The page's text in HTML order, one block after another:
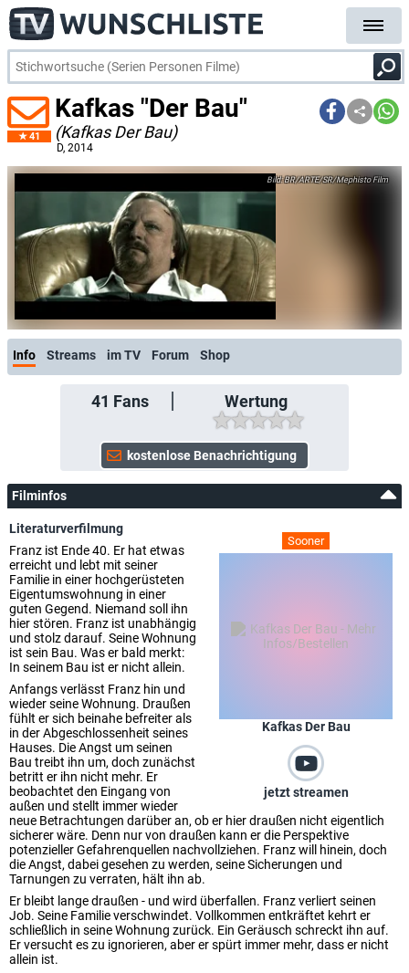
41
Kafkas "Der Bau"
(Kafkas Der Bau)
D, 2014
BR/ARTE/SR/Mephisto Film
Info Streams im TV Forum Shop
41 Fans Wertung
Filminfos
Sooner
Kafkas Der Bau
jetzt streamen
Literaturverfilmung
Franz ist Ende 40. Er hat etwas
erreicht und lebt mit seiner
Familie in einer hochgerüsteten
Eigentumswohnung in einer
guten Gegend. Niemand soll ihn
hier stören. Franz ist unabhängig
und stolz darauf. Seine Wohnung
ist sein Bau. Was er bald merkt:
In seinem Bau ist er nicht allein.
Anfangs verlässt Franz hin und
wieder seine Wohnung. Draußen
fühlt er sich beinahe befreiter als
in der Abgeschlossenheit seines
Hauses. Die Angst um seinen
Bau treibt ihn um, doch zunächst
betritt er ihn nicht mehr. Er
beobachtet den Eingang von
außen und stellt immer wieder
neue Betrachtungen darüber an, ob er hier draußen nicht eigentlich
sicherer wäre. Denn nur von draußen kann er die Perspektive
potenzieller Gefahrenquellen nachvollziehen. Franz will hinein, doch
die Angst, dabei gesehen zu werden, seine Sicherungen und
Tarnungen zu verraten, hält ihn ab.
Er bleibt lange draußen - und wird überfallen. Franz verliert seinen
Job. Seine Familie verschwindet. Vollkommen entkräftet kehrt er
schließlich in seine Wohnung zurück. Ein Geräusch schreckt ihn auf.
Er versucht es zu ignorieren, aber er spürt immer mehr, dass er nicht
allein ist.